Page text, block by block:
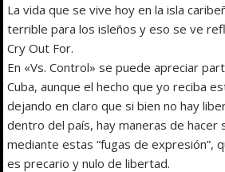
La vida que se vive hoy en la isla
terrible para los isleños y eso se ve
Cry Out For.
En «Vs. Control» se puede apreciar
Cuba, aunque el hecho que yo reciba
dejando en claro que si bien no hay
dentro del país, hay maneras de hacer
mediante estas “fugas de expresión”,
es precario y nulo de libertad.